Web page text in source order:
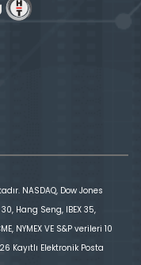
NASDAQ, Dow Jones
Hang Seng, IBEX 35,
NYMEX VE S&P verileri 10
Kayıtlı Elektronik Posta